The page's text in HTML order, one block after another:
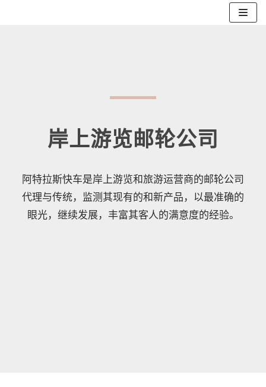
岸上游览邮轮公司
阿特拉斯快车是岸上游览和旅游运营商的邮轮公司
代理与传统，监测其现有的和新产品，以最准确的
眼光，继续发展，丰富其客人的满意度的经验。